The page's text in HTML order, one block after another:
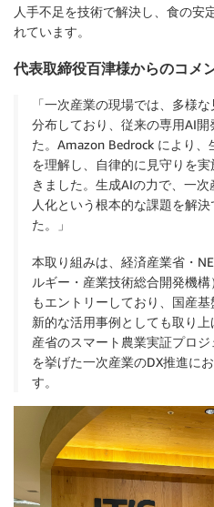
人手不足を技術で解決し、食の安
れています。
代表取締役百津様からのコメ
「一次産業の現場では、多様
分布しており、従来の専用AI
た。Amazon Bedrock により
を理解し、自律的に見守りを
きました。生成AIの力で、一
人化という根本的な課題を解
た。」
本取り組みは、経済産業省・
ルギー・産業技術総合開発機構
もエントリーしており、国産
新的な活用事例としても取り
産省のスマート農業実証プロ
を挙げた一次産業のDX推進に
す。